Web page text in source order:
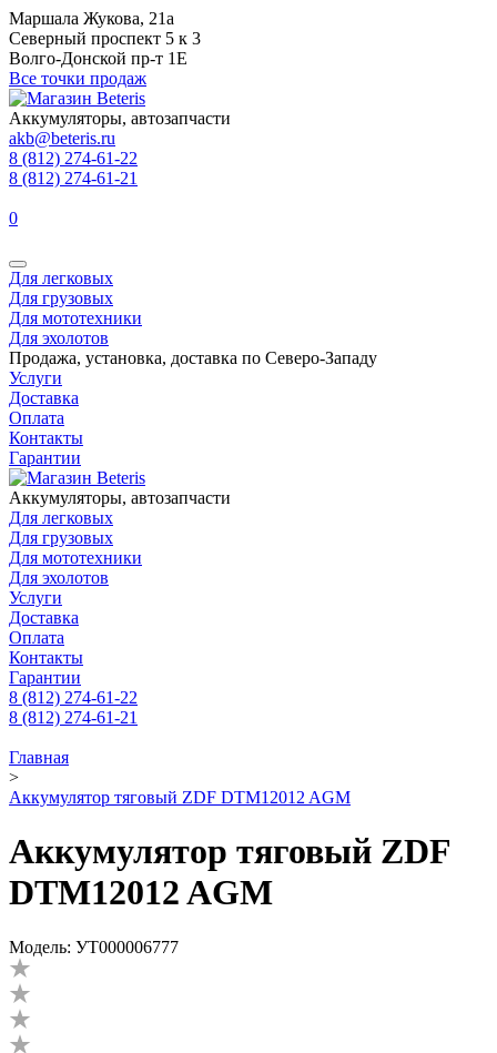
Маршала Жукова, 21а
Северный проспект 5 к 3
Волго-Донской пр-т 1Е
Все точки продаж
Аккумуляторы, автозапчасти
akb@beteris.ru
8 (812) 274-61-22
8 (812) 274-61-21
0
Для легковых
Для грузовых
Для мототехники
Для эхолотов
Продажа, установка, доставка по Северо-Западу
Услуги
Доставка
Оплата
Контакты
Гарантии
Аккумуляторы, автозапчасти
Для легковых
Для грузовых
Для мототехники
Для эхолотов
Услуги
Доставка
Оплата
Контакты
Гарантии
8 (812) 274-61-22
8 (812) 274-61-21
Главная
>
Аккумулятор тяговый ZDF DTM12012 AGM
Аккумулятор тяговый ZDF
DTM12012 AGM
Модель: УТ000006777